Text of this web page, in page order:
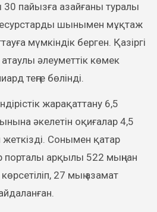
пайызға азайғаны туралы
шынымен мұқтаж
мүмкіндік берген. Қазіргі
әлеуметтік көмек
теңге бөлінді.
жарақаттану 6,5
әкелетін оқиғалар 4,5
жеткізді. Сонымен қатар
порталы арқылы 522 мыңнан
27 мың азамат